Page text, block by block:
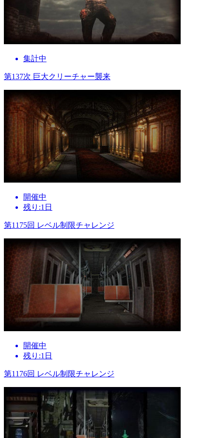
集計中
第137次 巨大クリーチャー襲来
開催中
残り:1日
第1175回 レベル制限チャレンジ
開催中
残り:1日
第1176回 レベル制限チャレンジ